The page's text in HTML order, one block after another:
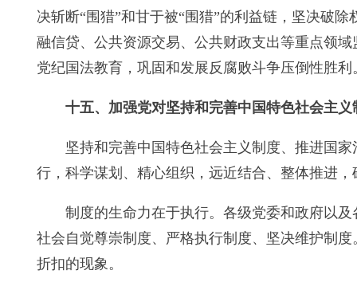
决斩断“围猎”和甘于被“围猎”的利益链，坚决破
融信贷、公共资源交易、公共财政支出等重点领
党纪国法教育，巩固和发展反腐败斗争压倒性胜利
十五、加强党对坚持和完善中国特色社会主
坚持和完善中国特色社会主义制度、推进国
行，科学谋划、精心组织，远近结合、整体推进
制度的生命力在于执行。各级党委和政府以
社会自觉尊崇制度、严格执行制度、坚决维护制
折扣的现象。